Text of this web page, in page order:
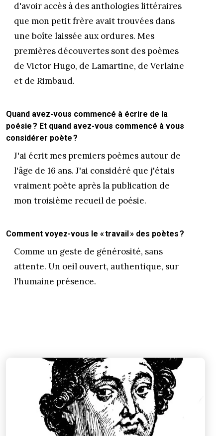
d'avoir accès à des anthologies littéraires
que mon petit frère avait trouvées dans
une boîte laissée aux ordures. Mes
premières découvertes sont des poèmes
de Victor Hugo, de Lamartine, de Verlaine
et de Rimbaud.
Quand avez-vous commencé à écrire de la
poésie ? Et quand avez-vous commencé à vous
considérer poète ?
J'ai écrit mes premiers poèmes autour de
l'âge de 16 ans. J'ai considéré que j'étais
vraiment poète après la publication de
mon troisième recueil de poésie.
Comment voyez-vous le « travail » des poètes ?
Comme un geste de générosité, sans
attente. Un oeil ouvert, authentique, sur
l'humaine présence.